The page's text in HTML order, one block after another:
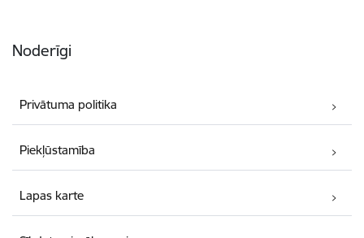
Noderīgi
Privātuma politika
Piekļūstamība
Lapas karte